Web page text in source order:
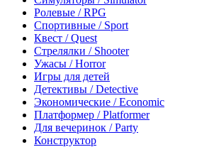
Ролевые / RPG
Спортивные / Sport
Квест / Quest
Стрелялки / Shooter
Ужасы / Horror
Игры для детей
Детективы / Detective
Экономические / Economic
Платформер / Platformer
Для вечеринок / Party
Конструктор